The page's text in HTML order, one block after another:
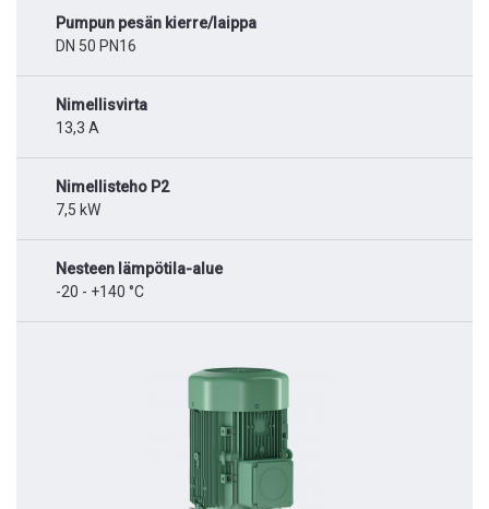
Pumpun pesän kierre/laippa
DN 50 PN16
Nimellisvirta
13,3 A
Nimellisteho P2
7,5 kW
Nesteen lämpötila-alue
-20 - +140 °C